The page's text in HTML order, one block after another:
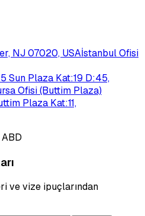
NJ 07020, USAİstanbul Ofisi
Sun Plaza Kat:19 D:45,
Ofisi (Buttim Plaza)
Plaza Kat:11,
ve vize ipuçlarından